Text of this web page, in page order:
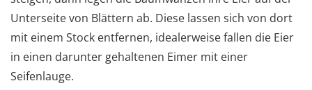
Unterseite von Blättern ab. Diese lassen sich von dort
mit einem Stock entfernen, idealerweise fallen die Eier
in einen darunter gehaltenen Eimer mit einer
Seifenlauge.